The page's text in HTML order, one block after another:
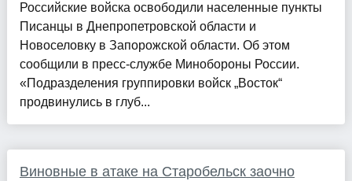
Российские войска освободили населенные пункты
Писанцы в Днепропетровской области и
Новоселовку в Запорожской области. Об этом
сообщили в пресс-службе Минобороны России.
«Подразделения группировки войск „Восток“
продвинулись в глуб...
Виновные в атаке на Старобельск заочно